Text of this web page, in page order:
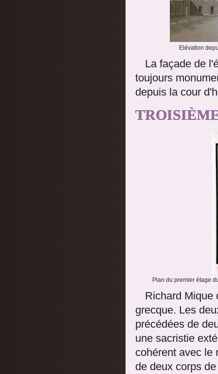
Elévation
La façade de
toujours
depuis la cour
Plan du premier étage
Richard Mique
grecque. Les
précédées de
une sacristie
cohérent avec le
de deux corps